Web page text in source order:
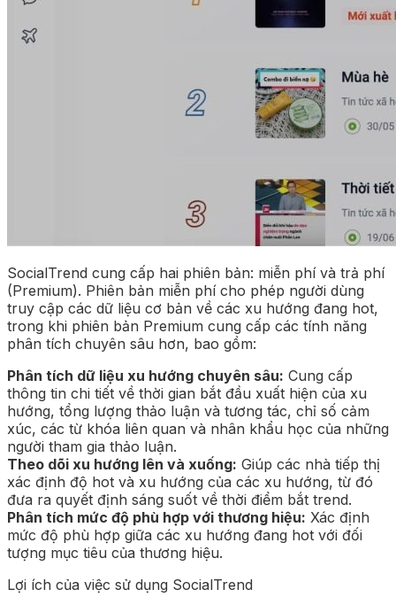
SocialTrend cung cấp hai phiên bản: miễn phí và trả phí
(Premium). Phiên bản miễn phí cho phép người dùng
truy cập các dữ liệu cơ bản về các xu hướng đang hot,
trong khi phiên bản Premium cung cấp các tính năng
phân tích chuyên sâu hơn, bao gồm:
Phân tích dữ liệu xu hướng chuyên sâu: Cung cấp
thông tin chi tiết về thời gian bắt đầu xuất hiện của xu
hướng, tổng lượng thảo luận và tương tác, chỉ số cảm
xúc, các từ khóa liên quan và nhân khẩu học của những
người tham gia thảo luận.
Theo dõi xu hướng lên và xuống: Giúp các nhà tiếp thị
xác định độ hot và xu hướng của các xu hướng, từ đó
đưa ra quyết định sáng suốt về thời điểm bắt trend.
Phân tích mức độ phù hợp với thương hiệu: Xác định
mức độ phù hợp giữa các xu hướng đang hot với đối
tượng mục tiêu của thương hiệu.
Lợi ích của việc sử dụng SocialTrend